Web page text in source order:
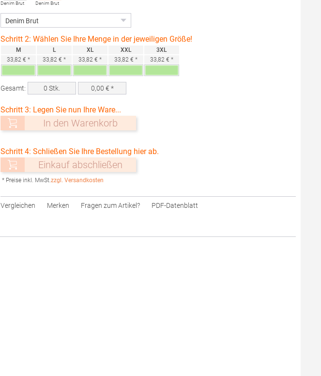
Denim Brut Denim Brut
Schritt 2: Wählen Sie Ihre Menge in der jeweiligen Größe!
M
33,82 € *
L
33,82 € *
XL
33,82 € *
XXL
33,82 € *
3XL
33,82 € *
Gesamt: 0 Stk. 0,00 € *
Schritt 3: Legen Sie nun Ihre Ware...
In den Warenkorb
Schritt 4: Schließen Sie Ihre Bestellung hier ab.
Einkauf abschließen
* Preise inkl. MwSt.zzgl. Versandkosten
Vergleichen Merken Fragen zum Artikel? PDF-Datenblatt